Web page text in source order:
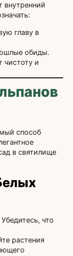
внутренний
главу в
обиды.
чистоту и
способ
в святилище
Убедитесь, что
растения